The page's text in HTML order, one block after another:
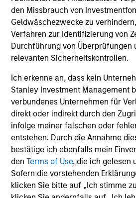
den Missbrauch von
Geldwäschezwecke zu
Verfahren zur Identifizierung von
Durchführung von Überprüfungen
relevanten Sicherheitskontrollen.
Ich erkenne an, dass kein
Stanley Investment Management
verbundenes Unternehmen für
direkt oder indirekt durch den
infolge meiner falschen oder
entstehen. Durch die Annahme
bestätige ich ebenfalls mein
denTerms of Use, die ich gelesen
Sofern die vorstehenden
klicken Sie bitte auf „Ich stimme
investment environment.